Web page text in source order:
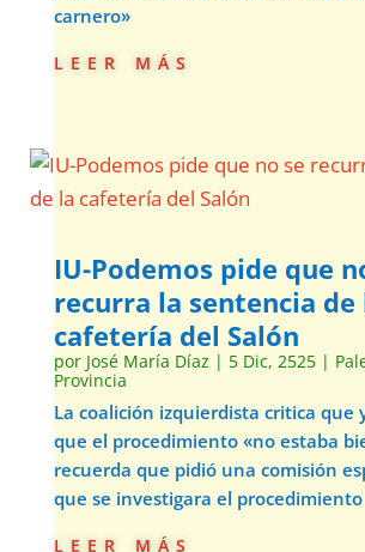
carnero»
leer más
IU-Podemos pide que
recurra la sentencia de
cafetería del Salón
por José María Díaz | 5 Dic, 2525|
Provincia
La coalición izquierdista critica que
que el procedimiento «no estaba
recuerda que pidió una comisión
que se investigara el procedimiento
leer más